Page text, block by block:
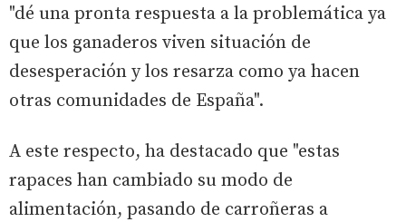
"dé una pronta respuesta a la problemática ya
que los ganaderos viven situación de
desesperación y los resarza como ya hacen
otras comunidades de España".
A este respecto, ha destacado que "estas
rapaces han cambiado su modo de
alimentación, pasando de carroñeras a